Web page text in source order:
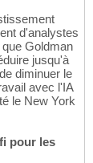
d'analystes
Goldman
jusqu'à
diminuer le
avec l'IA
le New York
pour les